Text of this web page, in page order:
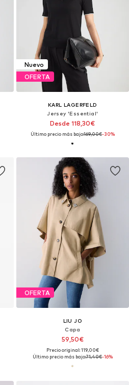
Nuevo
OFERTA
KARL LAGERFELD
Jersey 'Essential'
Desde 118,30€
Último precio más bajo:169,00€-30%
OFERTA
LIU JO
Capa
59,50€
Precio original: 119,00€
Último precio más bajo:71,40€-16%